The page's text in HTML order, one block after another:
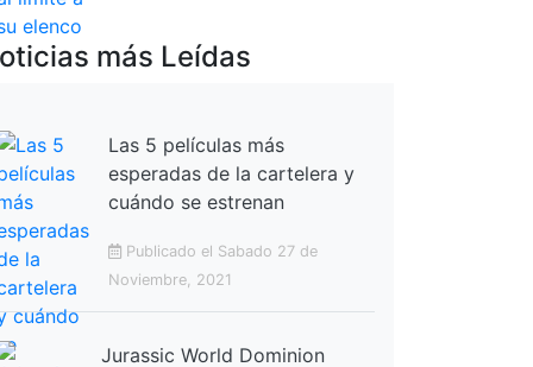
más Leídas
Las 5 películas más
esperadas de la cartelera y
cuándo se estrenan
Publicado el Sabado 27 de
Noviembre, 2021
Jurassic World Dominion